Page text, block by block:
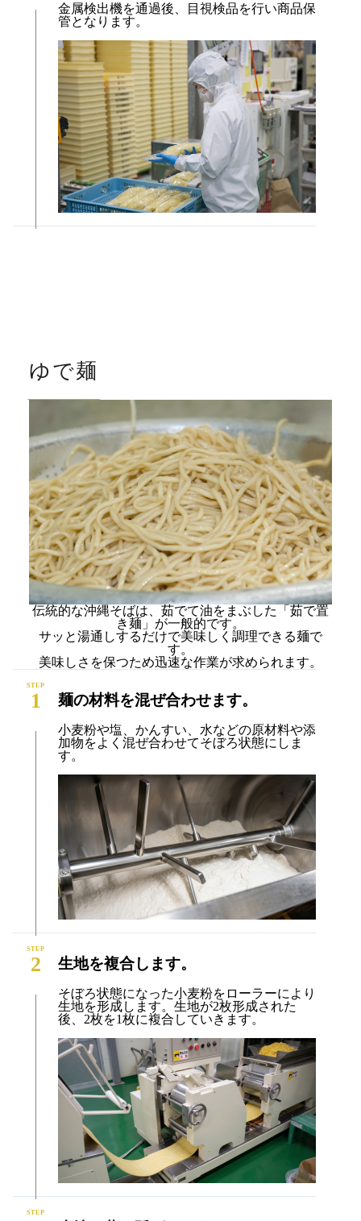
業務店様・小売店様
製麺のこだわり
採用情報
お問い合わせ
098-946-7267
金属検出機を通過後、目視検品を行い商品保
管となります。
ゆで麺
伝統的な沖縄そばは、茹でて油をまぶした「茹で置
き麺」が一般的です。
サッと湯通しするだけで美味しく調理できる麺で
す。
美味しさを保つため迅速な作業が求められます。
1 麺の材料を混ぜ合わせます。
小麦粉や塩、かんすい、水などの原材料や添
加物をよく混ぜ合わせてそぼろ状態にしま
す。
2 生地を複合します。
そぼろ状態になった小麦粉をローラーにより
生地を形成します。生地が2枚形成された
後、2枚を1枚に複合していきます。